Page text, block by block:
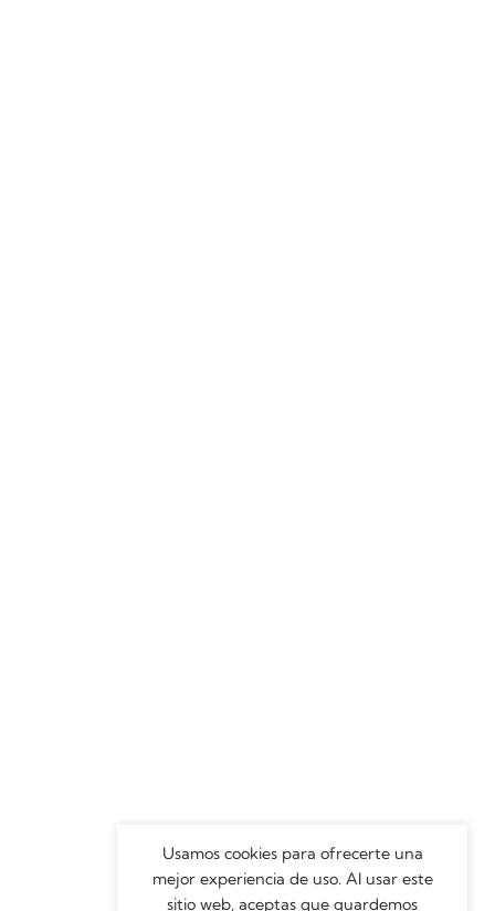
Usamos cookies para ofrecerte una
mejor experiencia de uso. Al usar este
sitio web, aceptas que guardemos